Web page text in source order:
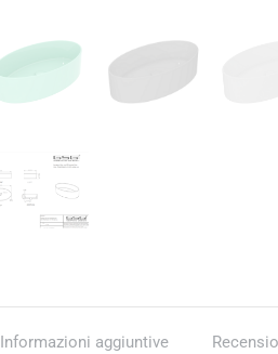
Informazioni aggiuntive